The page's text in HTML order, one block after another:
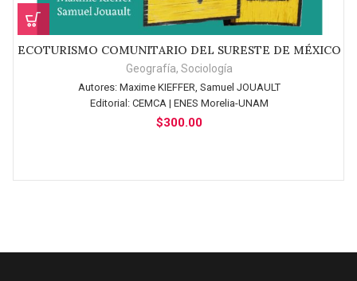
ECOTURISMO COMUNITARIO DEL SURESTE DE MÉXICO
Geografía,Sociología
Autores: Maxime KIEFFER, Samuel JOUAULT
Editorial: CEMCA | ENES Morelia-UNAM
$300.00